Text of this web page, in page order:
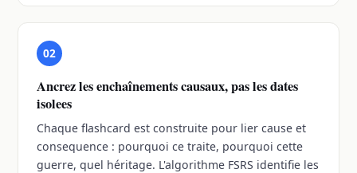
02
Ancrez les enchaînements causaux, pas les dates
isolees
Chaque flashcard est construite pour lier cause et
consequence : pourquoi ce traite, pourquoi cette
guerre, quel héritage. L'algorithme FSRS identifie les